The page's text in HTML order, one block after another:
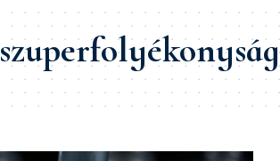
szuperfolyékonyság